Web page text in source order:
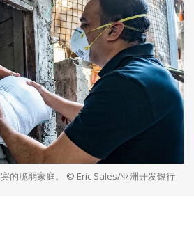
的脆弱家庭。 © Eric Sales/亚洲开发银行